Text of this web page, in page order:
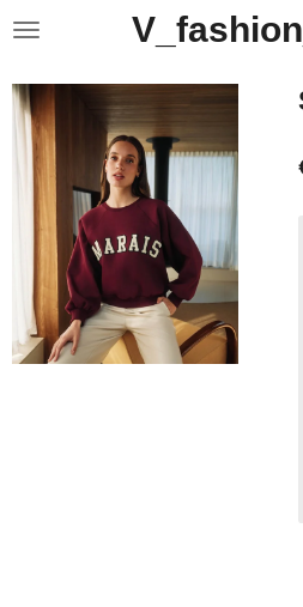
Ga
de
hoofdinhoud